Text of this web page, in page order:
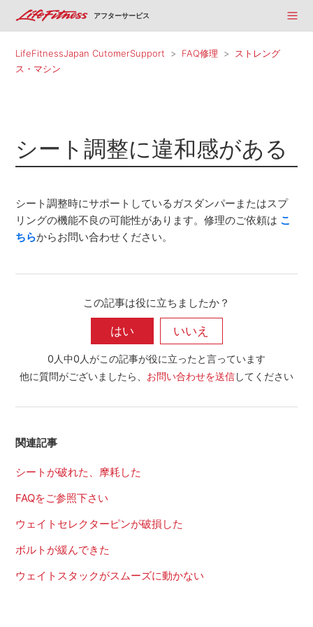
アフターサービス
LifeFitnessJapan CutomerSupport FAQ修理
ストレング
ス・マシン
シート調整に違和感がある
シート調整時にサポートしているガスダンパーまたはスプ
リングの機能不良の可能性があります。修理のご依頼は こ
ちらからお問い合わせください。
この記事は役に立ちましたか？
0人中0人がこの記事が役に立ったと言っています
他に質問がございましたら、 お問い合わせを送信してください
関連記事
シートが破れた、摩耗した
FAQをご参照下さい
ウェイトセレクターピンが破損した
ボルトが緩んできた
ウェイトスタックがスムーズに動かない